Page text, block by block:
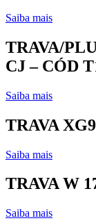
Saiba mais
TRAVA/
CJ – CÓD
Saiba mais
TRAVA
Saiba mais
TRAVA W
Saiba mais